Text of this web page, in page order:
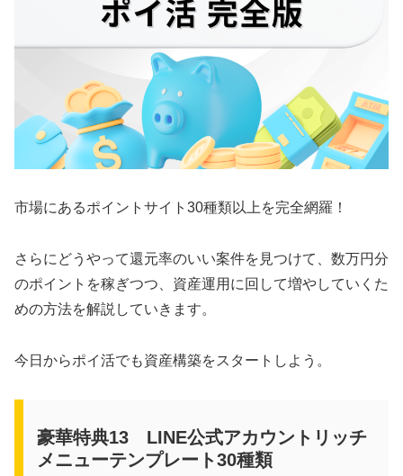
市場にあるポイントサイト30種類以上を完全網羅！
さらにどうやって還元率のいい案件を見つけて、数万円分
のポイントを稼ぎつつ、資産運用に回して増やしていくた
めの方法を解説していきます。
今日からポイ活でも資産構築をスタートしよう。
豪華特典13 LINE公式アカウントリッチ
メニューテンプレート30種類